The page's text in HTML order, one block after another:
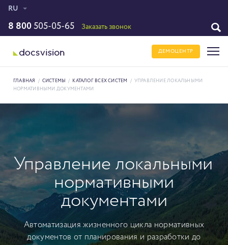
RU
8 800 505-05-65 Заказать звонок
ДЕМОЦЕНТР
ГЛАВНАЯ / СИСТЕМЫ / КАТАЛОГ ВСЕХ СИСТЕМ /
УПРАВЛЕНИЕ ЛОКАЛЬНЫМИ
НОРМАТИВНЫМИ ДОКУМЕНТАМИ
Управление локальными
нормативными
документами
Автоматизация жизненного цикла нормативных
документов от планирования и разработки до